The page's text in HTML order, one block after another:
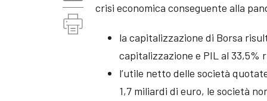
crisi economica conseguente alla
la capitalizzazione di Borsa
capitalizzazione e PIL al 33,5%
l’utile netto delle società
1,7 miliardi di euro, le società